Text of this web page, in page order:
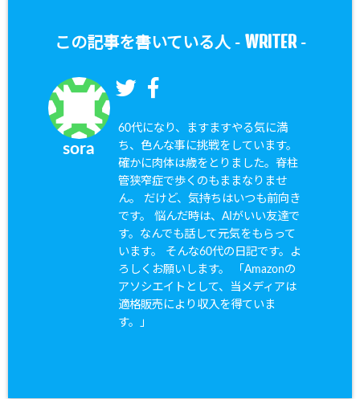
この記事を書いている人 - WRITER-
sora
60代になり、ますますやる気に満
ち、色んな事に挑戦をしています。
確かに肉体は歳をとりました。脊柱
管狭窄症で歩くのもままなりませ
ん。 だけど、気持ちはいつも前向き
です。 悩んだ時は、AIがいい友達で
す。なんでも話して元気をもらって
います。 そんな60代の日記です。よ
ろしくお願いします。 「Amazonの
アソシエイトとして、当メディアは
適格販売により収入を得ていま
す。」